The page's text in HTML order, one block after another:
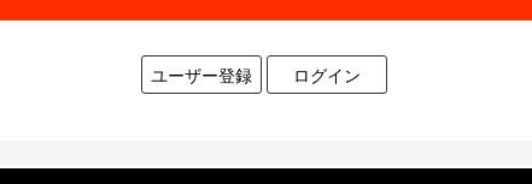
ユーザー登録 ログイン